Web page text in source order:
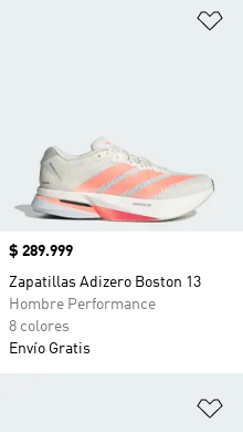
Precio
$ 289.999
Zapatillas Adizero Boston 13
Hombre Performance
8 colores
Envío Gratis